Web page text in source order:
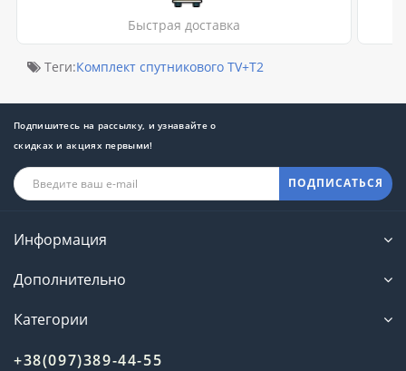
Быстрая доставка
Теги:Комплект спутникового TV+T2
Подпишитесь на рассылку, и узнавайте о
скидках и акциях первыми!
ПОДПИСАТЬСЯ
Информация
Дополнительно
Категории
+38(097)389-44-55